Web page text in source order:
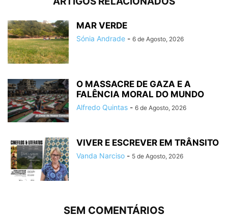
MAR VERDE
Sónia Andrade - 6 de Agosto, 2026
O MASSACRE DE GAZA E A
FALÊNCIA MORAL DO MUNDO
Alfredo Quintas - 6 de Agosto, 2026
VIVER E ESCREVER EM TRÂNSITO
Vanda Narciso - 5 de Agosto, 2026
SEM COMENTÁRIOS